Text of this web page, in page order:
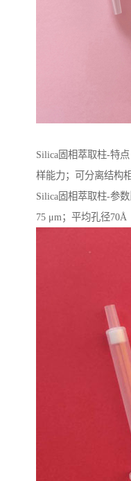
Silica固相萃取柱-特
样能力；可分离结构
Silica固相萃取柱-参
75 μm；平均孔径70Å